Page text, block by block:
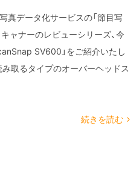
真データ化サービスの「節目写
キャナーのレビューシリーズ、今
SV600」をご紹介いたし
み取るタイプのオーバーヘッドス
続きを読む